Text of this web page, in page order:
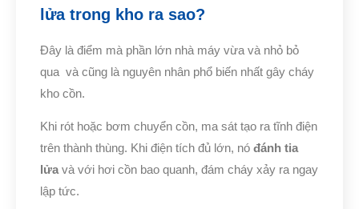
lửa trong kho ra sao?
Đây là điểm mà phần lớn nhà máy vừa và nhỏ bỏ
qua và cũng là nguyên nhân phổ biến nhất gây cháy
kho cồn.
Khi rót hoặc bơm chuyển cồn, ma sát tạo ra tĩnh điện
trên thành thùng. Khi điện tích đủ lớn, nó đánh tia
lửa và với hơi cồn bao quanh, đám cháy xảy ra ngay
lập tức.